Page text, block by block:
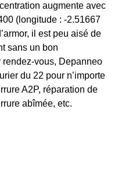
augmente avec
(longitude : -2.51667
il est peu aisé de
sans un bon
vous, Depanneo
du 22 pour n’importe
A2P, réparation de
abîmée, etc.